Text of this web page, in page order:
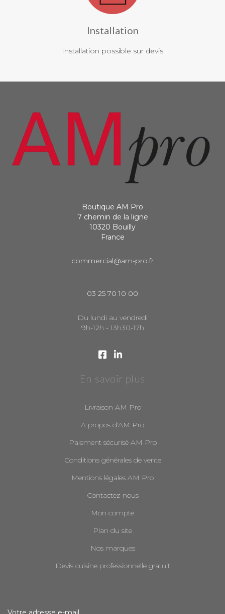
Installation
Installation possible sur devis
Boutique AM Pro
7 chemin de la ligne
10320 Bouilly
France
commercial@am-pro.fr
03 25 70 10 00
Du lundi au vendredi
9h-12h - 13h30-17h
En savoir plus
Livraison AM Pro
A propos d'AM Pro
Paiement sécurisé AM Pro
Conditions générales de vente
Mentions légales AM Pro
Contactez-nous
Mon compte
Plan du site
Nos marques
Devis cuisine professionnelle gratuit